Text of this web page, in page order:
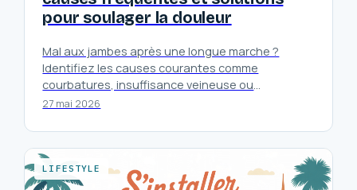
pour soulager la douleur
27 mai 2026
Mal aux jambes après une longue marche ?
Identifiez les causes courantes comme
courbatures, insuffisance veineuse ou
compressions nerveuses, et découvrez comment
LIFESTYLE